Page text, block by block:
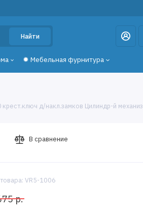
Найти
✹ Мебельная фурнитура
д/накл.замков Цилиндр-й
VR5-1006
р.
В сравнение